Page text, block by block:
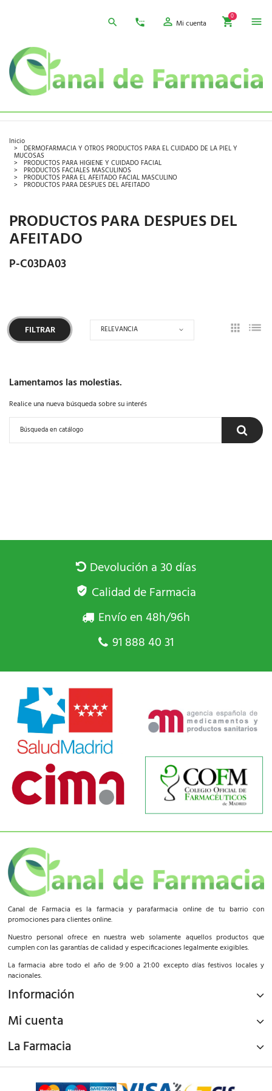
Mi cuenta
0
Inicio
DERMOFARMACIA Y OTROS PRODUCTOS PARA EL CUIDADO DE LA PIEL Y
MUCOSAS
PRODUCTOS PARA HIGIENE Y CUIDADO FACIAL
PRODUCTOS FACIALES MASCULINOS
PRODUCTOS PARA EL AFEITADO FACIAL MASCULINO
PRODUCTOS PARA DESPUES DEL AFEITADO
PRODUCTOS PARA DESPUES DEL
AFEITADO
P-C03DA03
FILTRAR RELEVANCIA
Lamentamos las molestias.
Realice una nueva búsqueda sobre su interés
Devolución a 30 días
Calidad de Farmacia
Envío en 48h/96h
91 888 40 31
Canal de Farmacia es la farmacia y parafarmacia online de tu barrio con
promociones para clientes online.
Nuestro personal ofrece en nuestra web solamente aquellos productos que
cumplen con las garantías de calidad y especificaciones legalmente exigibles.
La farmacia abre todo el año de 9:00 a 21:00 excepto días festivos locales y
nacionales.
Información
Mi cuenta
La Farmacia